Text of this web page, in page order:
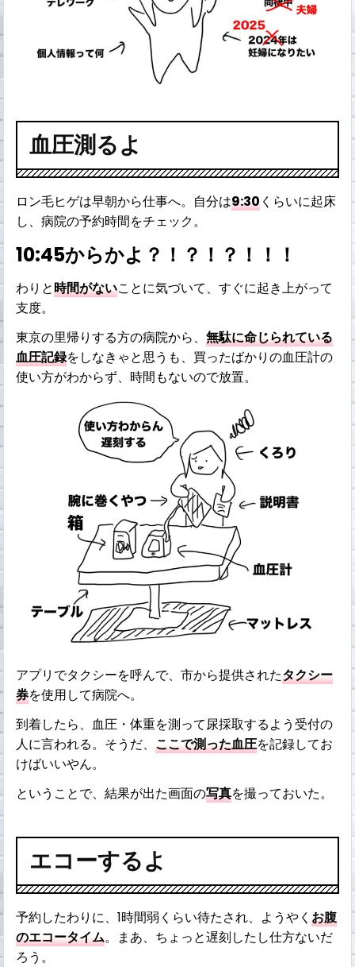
血圧測るよ
ロン毛ヒゲは早朝から仕事へ。自分は9:30くらいに起床
し、病院の予約時間をチェック。
10:45からかよ？！？！？！！！
わりと時間がないことに気づいて、すぐに起き上がって
支度。
東京の里帰りする方の病院から、無駄に命じられている
血圧記録をしなきゃと思うも、買ったばかりの血圧計の
使い方がわからず、時間もないので放置。
アプリでタクシーを呼んで、市から提供されたタクシー
券を使用して病院へ。
到着したら、血圧・体重を測って尿採取するよう受付の
人に言われる。そうだ、ここで測った血圧を記録してお
けばいいやん。
ということで、結果が出た画面の写真を撮っておいた。
エコーするよ
予約したわりに、1時間弱くらい待たされ、ようやくお腹
のエコータイム。まあ、ちょっと遅刻したし仕方ないだ
ろう。